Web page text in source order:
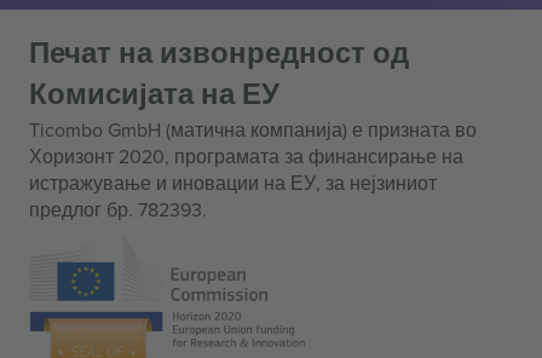
Печат на извонредност од
Комисијата на ЕУ
Ticombo GmbH (матична компанија) е призната во
Хоризонт 2020, програмата за финансирање на
истражување и иновации на ЕУ, за нејзиниот
предлог бр. 782393.